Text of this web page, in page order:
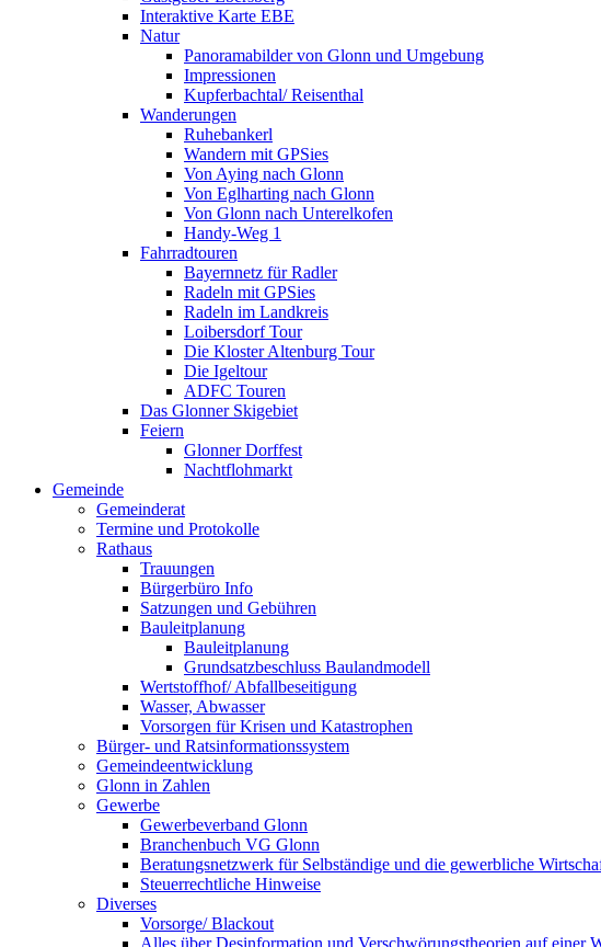
Interaktive Karte EBE
Natur
Panoramabilder von Glonn und Umgebung
Impressionen
Kupferbachtal/ Reisenthal
Wanderungen
Ruhebankerl
Wandern mit GPSies
Von Aying nach Glonn
Von Eglharting nach Glonn
Von Glonn nach Unterelkofen
Handy-Weg 1
Fahrradtouren
Bayernnetz für Radler
Radeln mit GPSies
Radeln im Landkreis
Loibersdorf Tour
Die Kloster Altenburg Tour
Die Igeltour
ADFC Touren
Das Glonner Skigebiet
Feiern
Glonner Dorffest
Nachtflohmarkt
Gemeinde
Gemeinderat
Termine und Protokolle
Rathaus
Trauungen
Bürgerbüro Info
Satzungen und Gebühren
Bauleitplanung
Bauleitplanung
Grundsatzbeschluss Baulandmodell
Wertstoffhof/ Abfallbeseitigung
Wasser, Abwasser
Vorsorgen für Krisen und Katastrophen
Bürger- und Ratsinformationssystem
Gemeindeentwicklung
Glonn in Zahlen
Gewerbe
Gewerbeverband Glonn
Branchenbuch VG Glonn
Beratungsnetzwerk für Selbständige und die gewerbliche
Steuerrechtliche Hinweise
Diverses
Vorsorge/ Blackout
Alles über Desinformation und Verschwörungstheorien auf einer